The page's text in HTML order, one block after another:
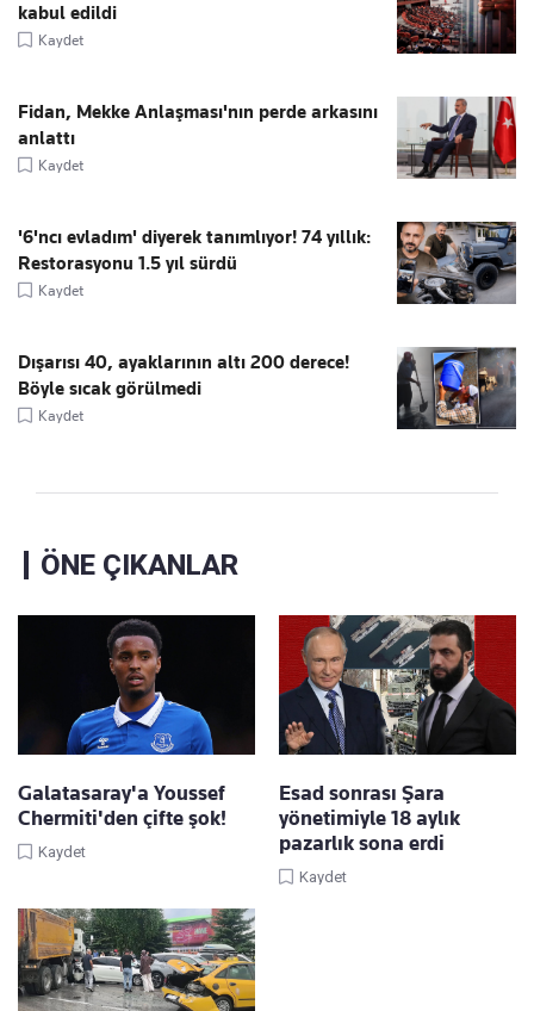
kabul edildi
Kaydet
Fidan, Mekke Anlaşması'nın perde arkasını
anlattı
Kaydet
'6'ncı evladım' diyerek tanımlıyor! 74 yıllık:
Restorasyonu 1.5 yıl sürdü
Kaydet
Dışarısı 40, ayaklarının altı 200 derece!
Böyle sıcak görülmedi
Kaydet
ÖNE ÇIKANLAR
Galatasaray'a Youssef
Chermiti'den çifte şok!
Kaydet
Esad sonrası Şara
yönetimiyle 18 aylık
pazarlık sona erdi
Kaydet